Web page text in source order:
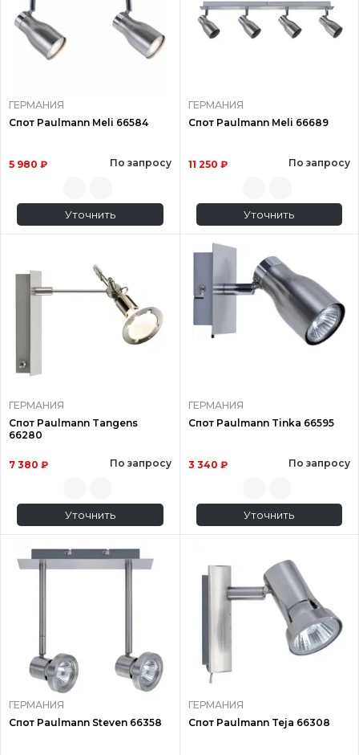
ГЕРМАНИЯ
Спот Paulmann Meli 66584
5 980 ₽ По запросу
Уточнить
ГЕРМАНИЯ
Спот Paulmann Meli 66689
11 250 ₽ По запросу
Уточнить
ГЕРМАНИЯ
Спот Paulmann Tangens
66280
7 380 ₽ По запросу
Уточнить
ГЕРМАНИЯ
Спот Paulmann Tinka 66595
3 340 ₽ По запросу
Уточнить
ГЕРМАНИЯ
Спот Paulmann Steven 66358
ГЕРМАНИЯ
Спот Paulmann Teja 66308